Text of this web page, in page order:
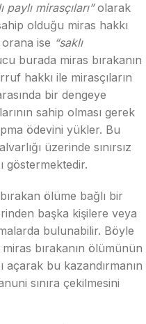
paylı mirasçıları”olarak
olduğu miras hakkı
ise “saklı
burada miras bırakanın
hakkı ile mirasçıların
bir dengeye
sahip olması gerek
ödevini yükler. Bu
üzerinde sınırsız
göstermektedir.
ölüme bağlı bir
başka kişilere veya
bulunabilir. Böyle
bırakanın ölümünün
açarak bu kazandırmanın
sınıra çekilmesini